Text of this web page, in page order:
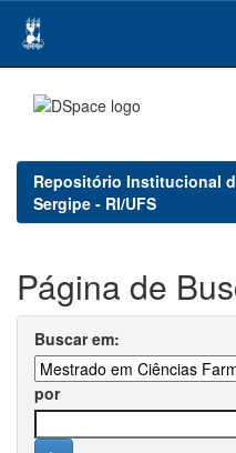
navigation
Repositório Institucional
Sergipe - RI/UFS
Página de
Buscar em:
por